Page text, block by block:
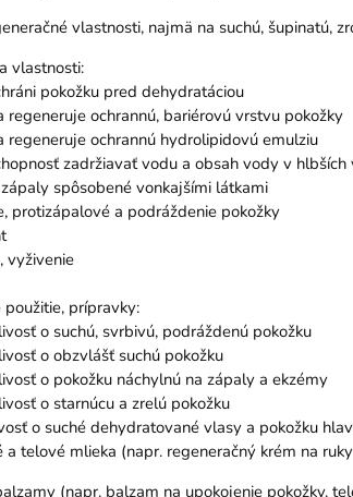
vlastnosti, najmä na suchú, šupinatú,
vlastnosti:
pokožku pred dehydratáciou
regeneruje ochrannú, bariérovú vrstvu pokožky
regeneruje ochrannú hydrolipidovú emulziu
zadržiavať vodu a obsah vody v hlbších
spôsobené vonkajšími látkami
protizápalové a podráždenie pokožky
vyživenie
použitie, prípravky:
o suchú, svrbivú, podráždenú pokožku
o obzvlášť suchú pokožku
o pokožku náchylnú na zápaly a ekzémy
o starnúcu a zrelú pokožku
o suché dehydratované vlasy a pokožku
a telové mlieka (napr. regeneračný krém na
(napr. balzam na upokojenie pokožky,